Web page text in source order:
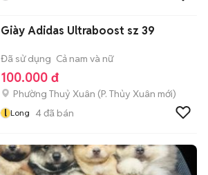
Giày Adidas Ultraboost sz 39
Đã sử dụng Cả nam và nữ
100.000 đ
Phường Thuỷ Xuân (P. Thủy Xuân mới)
l Long 4đã bán